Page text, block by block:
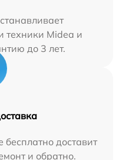
техники Midea и
до 3 лет.
доставит
и обратно.